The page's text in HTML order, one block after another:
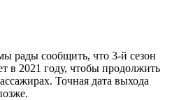
рады сообщить, что 3-й сезон
в 2021 году, чтобы продолжить
Точная дата выхода